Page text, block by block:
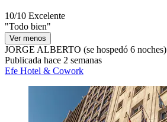
10/10 Excelente
"Todo bien"
Ver menos
JORGE ALBERTO (se hospedó 6 noches)
Publicada hace 2 semanas
Efe Hotel & Cowork